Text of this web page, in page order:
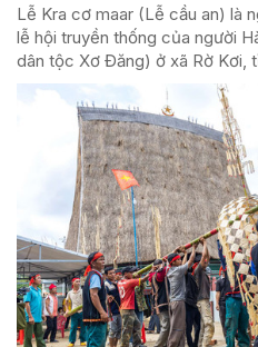
Lễ Kra cơ maar (Lễ cầu an) là
lễ hội truyền thống của người
dân tộc Xơ Đăng) ở xã Rờ Kơi,